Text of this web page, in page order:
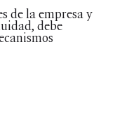
de la empresa y
debe